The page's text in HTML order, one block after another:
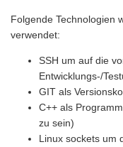
Folgende Technologien
verwendet:
SSH um auf die
Entwicklungs-/
GIT als
C++ als
zu sein)
Linux sockets um